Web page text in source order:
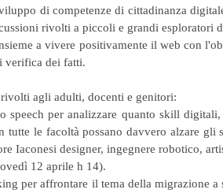
di competenze di cittadinanza
rivolti a piccoli e grandi esploratori
a vivere positivamente il web con
verifica dei fatti.
agli adulti, docenti e genitori:
speech per analizzare quanto skill
le facoltà possano davvero alzare gli
Iaconesi designer, ingegnere robotico,
12 aprile h 14).
per affrontare il tema della migrazione a